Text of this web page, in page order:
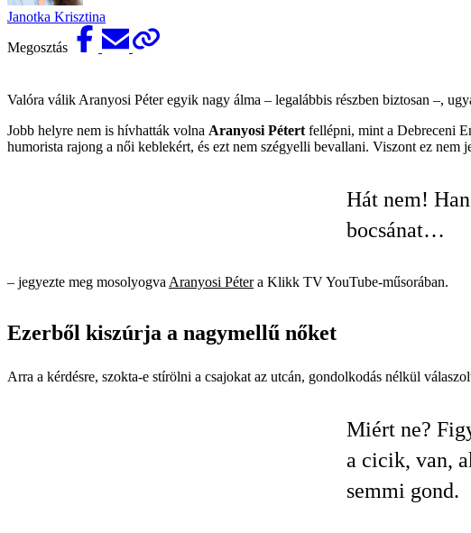
Janotka Krisztina
Megosztás
Valóra válik Aranyosi Péter egyik nagy álma – legalábbis részben biztosan –,
Jobb helyre nem is hívhatták volna Aranyosi Pétert fellépni, mint a Debreceni
humorista rajong a női keblekért, és ezt nem szégyelli bevallani. Viszont ez
Hát nem!
bocsánat…
– jegyezte meg mosolyogva Aranyosi Pétera Klikk TV YouTube-műsorában.
Ezerből kiszúrja a nagymellű nőket
Arra a kérdésre, szokta-e stírölni a csajokat az utcán, gondolkodás nélkül
Miért ne?
a cicik, van,
semmi gond.